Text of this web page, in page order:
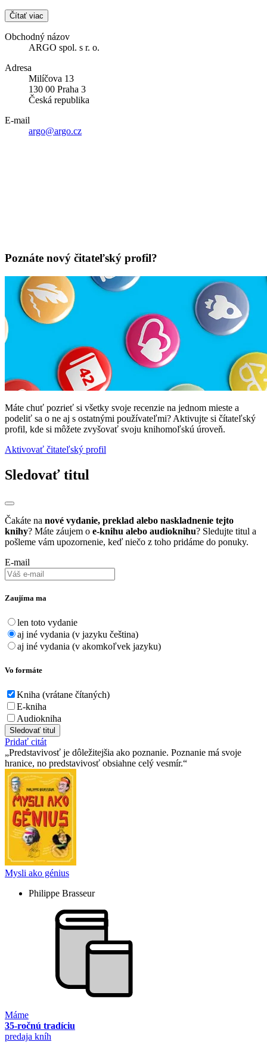
Čítať viac
Obchodný názov
ARGO spol. s r. o.
Adresa
Milíčova 13
130 00 Praha 3
Česká republika
E-mail
argo@argo.cz
Poznáte nový čitateľský profil?
Máte chuť pozrieť si všetky svoje recenzie na jednom mieste a
podeliť sa o ne aj s ostatnými používateľmi? Aktivujte si čítateľský
profil, kde si môžete zvyšovať svoju knihomoľskú úroveň.
Aktivovať čitateľský profil
Sledovať titul
Čakáte na nové vydanie, preklad alebo naskladnenie tejto
knihy? Máte záujem o e-knihu alebo audioknihu? Sledujte titul a
pošleme vám upozornenie, keď niečo z toho pridáme do ponuky.
E-mail
Zaujíma ma
len toto vydanie
aj iné vydania (v jazyku čeština)
aj iné vydania (v akomkoľvek jazyku)
Vo formáte
Kniha (vrátane čítaných)
E-kniha
Audiokniha
Sledovať titul
Pridať citát
Predstavivosť je dôležitejšia ako poznanie. Poznanie má svoje
hranice, no predstavivosť obsiahne celý vesmír.
Mysli ako génius
Philippe Brasseur
Máme
35-ročnú tradíciu
predaja kníh